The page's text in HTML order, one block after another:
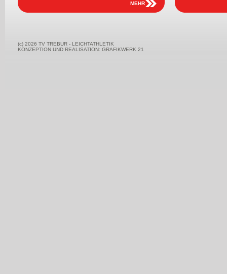
MEHR
(c) 2026 TV TREBUR - LEICHTATHLETIK
KONZEPTION UND REALISATION: GRAFIKWERK 21